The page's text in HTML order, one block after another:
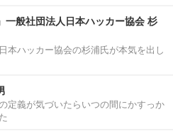
一般社団法人日本ハッカー協会 杉
本ハッカー協会の杉浦氏が本気を出し
定義が気づいたらいつの間にかすっか